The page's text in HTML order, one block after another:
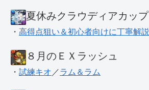
夏休みクラウディアカップ
・ 高得点狙い＆初心者向けに丁寧解説
８月のＥＸラッシュ
・ 試練キオ ／ラム＆ラム